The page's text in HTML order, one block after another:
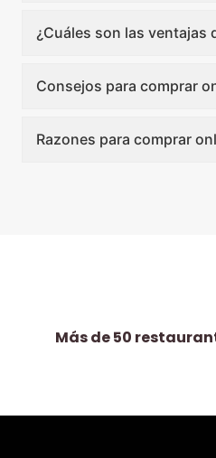
¿Cuáles son las ventajas
Consejos para comprar
Razones para comprar
Más de 50